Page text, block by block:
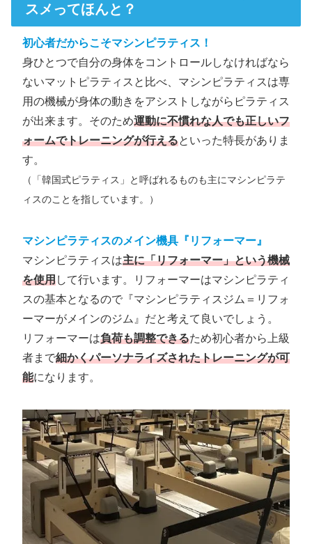
スメってほんと？
初心者だからこそマシンピラティス！
身ひとつで自分の身体をコントロールしなければなら
ないマットピラティスと比べ、マシンピラティスは専
用の機械が身体の動きをアシストしながらピラティス
が出来ます。そのため運動に不慣れな人でも正しいフ
ォームでトレーニングが行えるといった特長がありま
す。
（「韓国式ピラティス」と呼ばれるものも主にマシンピラテ
ィスのことを指しています。）
マシンピラティスのメイン機具『リフォーマー』
マシンピラティスは主に「リフォーマー」という機械
を使用して行います。リフォーマーはマシンピラティ
スの基本となるので『マシンピラティスジム＝リフォ
ーマーがメインのジム』だと考えて良いでしょう。
リフォーマーは負荷も調整できるため初心者から上級
者まで細かくパーソナライズされたトレーニングが可
能になります。